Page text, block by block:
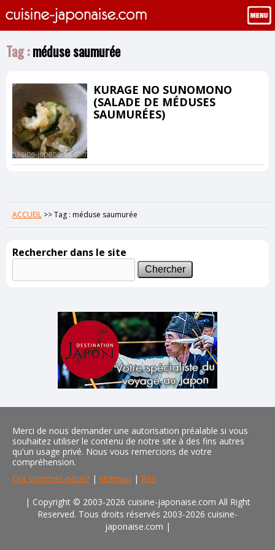
Tag :méduse saumurée
KURAGE NO SUNOMONO
(SALADE DE MÉDUSES
SAUMURÉES)
ACCUEIL >>Tag : méduse saumurée
Rechercher dans le site
Merci de nous demander une autorisation préalable si vous
souhaitez utiliser le contenu de notre site à des fins autres
qu'un usage privé. Nous vous remercions de votre
compréhension.
Qui sommes-nous? | sitemap | RSS
| Copyright © 2003-2026 cuisine-japonaise.com All Right
Reserved. Tous droits réservés 2003-2026 cuisine-
japonaise.com |